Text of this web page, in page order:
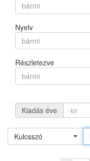
bármi
Nyelv
bármi
Részletezve
bármi
Kiadás éve
Kulcsszó